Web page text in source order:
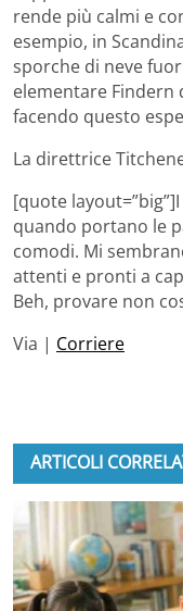
rende più calmi e
esempio, in
sporche di neve
elementare Findern
facendo questo
La direttrice
[quote
quando portano le
comodi. Mi
attenti e pronti a
Beh, provare non
Via | Corriere
ARTICOLI